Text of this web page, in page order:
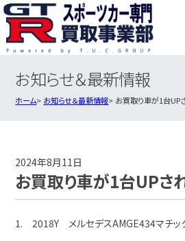
3ステップのカンタン査定
スポーツカー買取実績
お知らせ＆最新情報
ホーム お知らせ＆最新情報 お買取り車が1台UP
2024年8月11日
お買取り車が1台UPさ
1. 2018Y メルセデスAMGE434マチ